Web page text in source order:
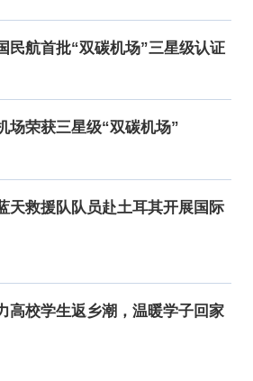
民航首批“双碳机场”三星级认证
场荣获三星级“双碳机场”
天救援队队员赴土耳其开展国际
高校学生返乡潮，温暖学子回家